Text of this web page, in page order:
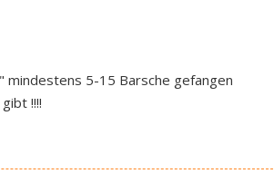
mindestens 5-15 Barsche gefangen
!!!!